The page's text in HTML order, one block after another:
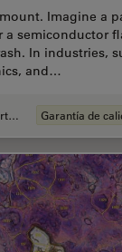
Imagine a
semiconductor
In industries,
and…
Article